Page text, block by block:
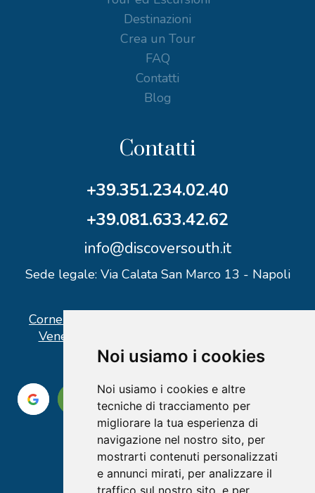
Noi usiamo i cookies
Noi usiamo i cookies e altre
tecniche di tracciamento per
migliorare la tua esperienza di
navigazione nel nostro sito, per
mostrarti contenuti personalizzati
e annunci mirati, per analizzare il
traffico sul nostro sito, e per
Destinazioni
Crea un Tour
FAQ
Contatti
Blog
Contatti
+39.351.234.02.40
+39.081.633.42.62
info@discoversouth.it
Sede legale: Via Calata San Marco 13 - Napoli
Corner operativo: I Point Ercolano, via Vittorio
Veneto n° 18 - Piazzale Stazione Ercolano